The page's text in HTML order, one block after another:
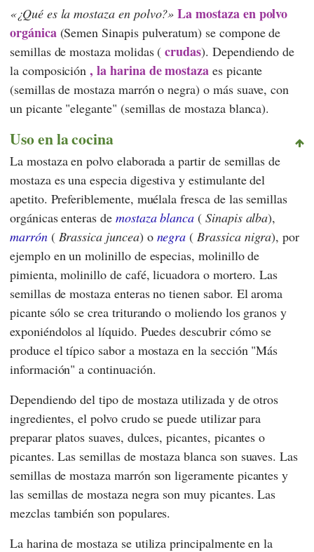
¿Qué es la mostaza en polvo? La mostaza en polvo
orgánica(Semen Sinapis pulveratum) se compone de
semillas de mostaza molidas (crudas). Dependiendo de
la composición, la harina de mostaza es picante
(semillas de mostaza marrón o negra) o más suave, con
un picante "elegante" (semillas de mostaza blanca).
Uso en la cocina
La mostaza en polvo elaborada a partir de semillas de
mostaza es una especia digestiva y estimulante del
apetito. Preferiblemente, muélala fresca de las semillas
orgánicas enteras de mostaza blanca ( Sinapis alba),
marrón( Brassica juncea) o negra (Brassica nigra), por
ejemplo en un molinillo de especias, molinillo de
pimienta, molinillo de café, licuadora o mortero. Las
semillas de mostaza enteras no tienen sabor. El aroma
picante sólo se crea triturando o moliendo los granos y
exponiéndolos al líquido. Puedes descubrir cómo se
produce el típico sabor a mostaza en la sección "Más
información" a continuación.
Dependiendo del tipo de mostaza utilizada y de otros
ingredientes, el polvo crudo se puede utilizar para
preparar platos suaves, dulces, picantes, picantes o
picantes. Las semillas de mostaza blanca son suaves. Las
semillas de mostaza marrón son ligeramente picantes y
las semillas de mostaza negra son muy picantes. Las
mezclas también son populares.
La harina de mostaza se utiliza principalmente en la